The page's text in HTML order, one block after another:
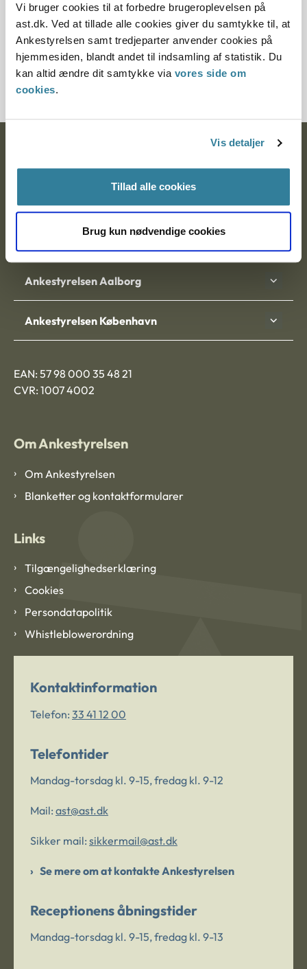
Vi bruger cookies til at forbedre brugeroplevelsen på
ast.dk. Ved at tillade alle cookies giver du samtykke til, at
Ankestyrelsen samt tredjeparter anvender cookies på
hjemmesiden, blandt andet til indsamling af statistik. Du
kan altid ændre dit samtykke via vores side om
cookies.
Vis detaljer
Tillad alle cookies
Brug kun nødvendige cookies
§ 47
Journalnummer
21493-95
Nytorv 7, 2. sal
9000 Aalborg
Ankestyrelsen Aalborg
Ankestyrelsen København
EAN: 57 98 000 35 48 21
CVR: 1007 4002
Om Ankestyrelsen
Om Ankestyrelsen
Blanketter og kontaktformularer
Links
Tilgængelighedserklæring
Cookies
Persondatapolitik
Whistleblowerordning
Kontaktinformation
Telefon: 33 41 12 00
Telefontider
Mandag-torsdag kl. 9-15, fredag kl. 9-12
Mail: ast@ast.dk
Sikker mail: sikkermail@ast.dk
Se mere om at kontakte Ankestyrelsen
Receptionens åbningstider
Mandag-torsdag kl. 9-15, fredag kl. 9-13